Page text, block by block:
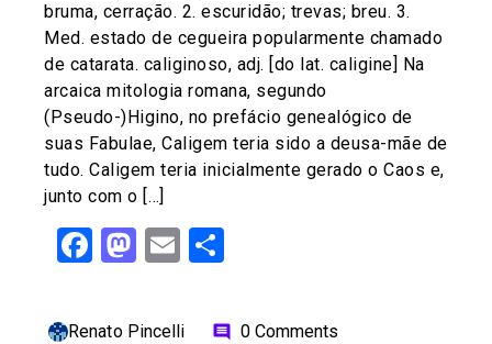
bruma, cerração. 2. escuridão; trevas; breu. 3.
Med. estado de cegueira popularmente chamado
de catarata. caliginoso, adj. [do lat. caligine] Na
arcaica mitologia romana, segundo
(Pseudo-)Higino, no prefácio genealógico de
suas Fabulae, Caligem teria sido a deusa-mãe de
tudo. Caligem teria inicialmente gerado o Caos e,
junto com o […]
Facebook
Mastodon
Email
Renato Pincelli comment 0 Comments